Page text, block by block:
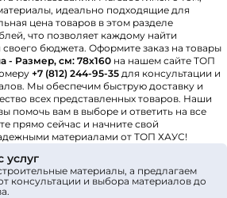
идеально подходящие для
цена товаров в этом разделе
что позволяет каждому найти
бюджета. Оформите заказ на товары
- Размер, см: 78х160 на нашем сайте ТОП
+7 (812) 244-95-35 для консультации и
Мы обеспечим быструю доставку и
всех представленных товаров. Наши
помочь вам в выборе и ответить на все
прямо сейчас и начните свой
материалами от ТОП ХАУС!
материалы, а предлагаем
консультации и выбора материалов до